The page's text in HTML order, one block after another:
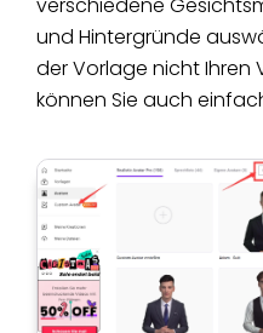
und Hintergründe
der Vorlage nicht Ihren
können Sie auch